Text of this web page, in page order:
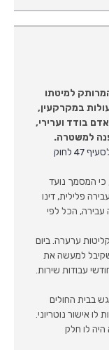
למיטתו
במקרקעין,
בודד וערירי,
למשטרה.
סעיף 47 לחוק
כי המסמך נועד
פלילית, דינו
הכל לפי
ערערה. ביום
שקיבל למעשה את
הפרקליטות. והוא הורשע בדינו וקיבל 7 חודשי עבודות שירות.
בבית החולים
אישור נוטריוני.
היה לו חלק